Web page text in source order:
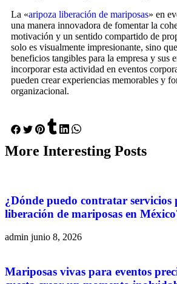
La «aripoza liberación de mariposas» en
una manera innovadora de fomentar la
motivación y un sentido compartido de
solo es visualmente impresionante, sino
beneficios tangibles para la empresa y sus
incorporar esta actividad en eventos
pueden crear experiencias memorables y
organizacional.
More Interesting Posts
¿Dónde puedo contratar servicios
liberación de mariposas en
admin junio 8, 2026
Mariposas vivas para eventos